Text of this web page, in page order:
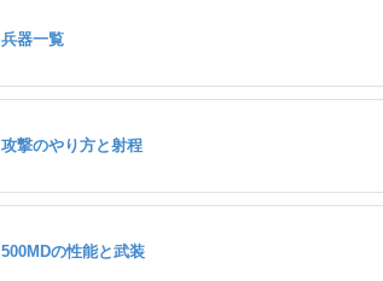
兵器一覧
攻撃のやり方と射程
500MDの性能と武装